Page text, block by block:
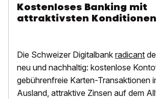
Kostenloses Banking mit
attraktivsten Konditionen
Die Schweizer Digitalbank radicant
neu und nachhaltig: kostenlose
gebührenfreie Karten-Transaktionen
Ausland, attraktive Zinsen auf dem